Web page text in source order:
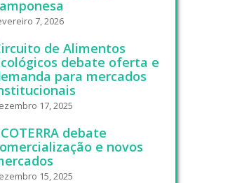
7, 2026
de Alimentos
debate oferta e
para mercados
17, 2025
debate
e novos
15, 2025